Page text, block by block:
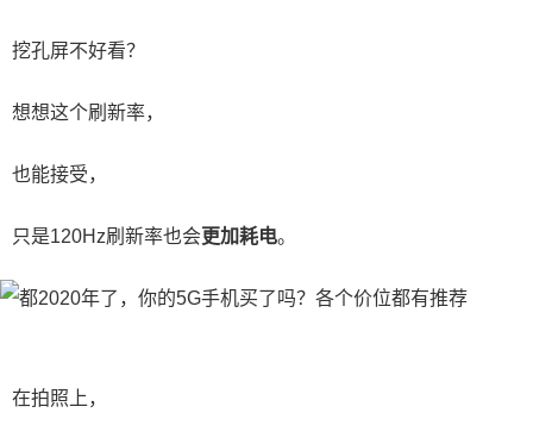
挖孔屏不好看？
想想这个刷新率，
也能接受，
只是120Hz刷新率也会更加耗电。
在拍照上，